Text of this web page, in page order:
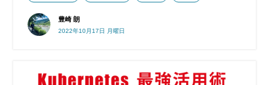
豊崎 朗
2022年10月17日 月曜日